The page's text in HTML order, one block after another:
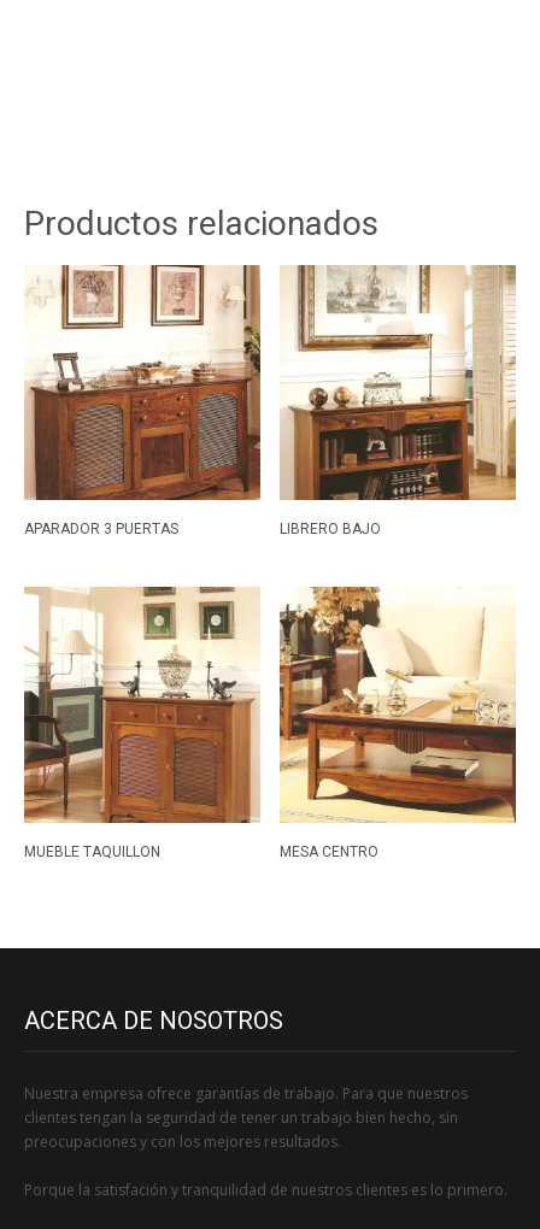
Productos relacionados
APARADOR 3 PUERTAS LIBRERO BAJO
MUEBLE TAQUILLON MESA CENTRO
ACERCA DE NOSOTROS
Nuestra empresa ofrece garantías de trabajo. Para que nuestros
clientes tengan la seguridad de tener un trabajo bien hecho, sin
preocupaciones y con los mejores resultados.
Porque la satisfación y tranquilidad de nuestros clientes es lo primero.